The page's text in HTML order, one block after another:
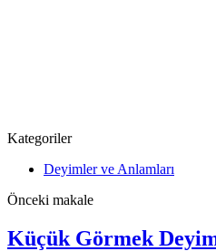
Kategoriler
Deyimler ve Anlamları
Önceki makale
Küçük Görmek